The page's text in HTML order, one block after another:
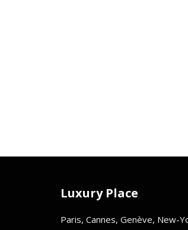
Luxury Place
Paris, Cannes, Genève, New-